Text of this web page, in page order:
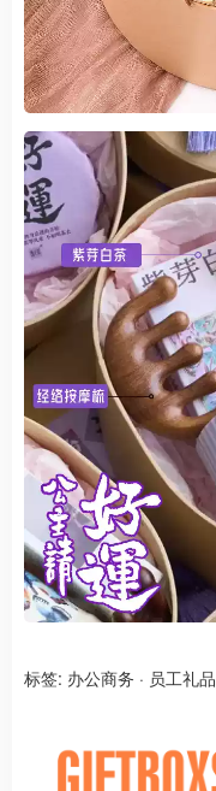
标签: 办公商务 · 员工礼品